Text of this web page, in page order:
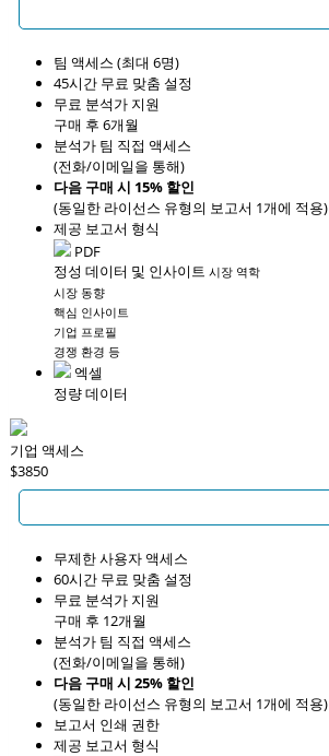
팀 액세스 (최대 6명)
45시간 무료 맞춤 설정
무료 분석가 지원
구매 후 6개월
분석가 팀 직접 액세스
(전화/이메일을 통해)
다음 구매 시 15% 할인
(동일한 라이선스 유형의 보고서 1개에 적용)
제공 보고서 형식
PDF
정성 데이터 및 인사이트 시장 역학
시장 동향
핵심 인사이트
기업 프로필
경쟁 환경 등
엑셀
정량 데이터
기업 액세스
$3850
무제한 사용자 액세스
60시간 무료 맞춤 설정
무료 분석가 지원
구매 후 12개월
분석가 팀 직접 액세스
(전화/이메일을 통해)
다음 구매 시 25% 할인
(동일한 라이선스 유형의 보고서 1개에 적용)
보고서 인쇄 권한
제공 보고서 형식